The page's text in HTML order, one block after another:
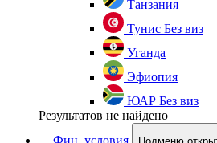
Танзания
Тунис Без виз
Уганда
Эфиопия
ЮАР Без виз
Результатов не найдено
Фин. условия